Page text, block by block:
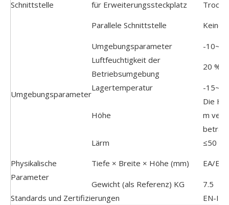
Schnittstelle
für Erweiterungssteckplatz
Parallele Schnittstelle
Keine
Umgebungsparameter
Umgebungsparameter
-
Luftfeuchtigkeit der
Betriebsumgebung
20 %
Lagertemperatur -
Höhe
Die
m
Lärm
≤50 dB
Physikalische
Parameter
Tiefe × Breite × Höhe (mm) EA/
Gewicht (als Referenz) KG
7.5
Standards und Zertifizierungen
EN-